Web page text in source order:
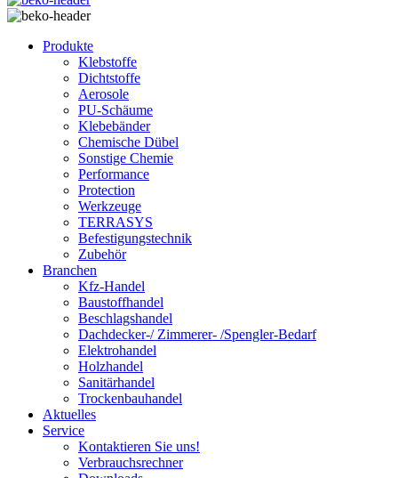
Produkte
Klebstoffe
Dichtstoffe
Aerosole
PU-Schäume
Klebebänder
Chemische Dübel
Sonstige Chemie
Performance
Protection
Werkzeuge
TERRASYS
Befestigungstechnik
Zubehör
Branchen
Kfz-Handel
Baustoffhandel
Beschlagshandel
Dachdecker-/ Zimmerer- /Spengler-Bedarf
Elektrohandel
Holzhandel
Sanitärhandel
Trockenbauhandel
Aktuelles
Service
Kontaktieren Sie uns!
Verbrauchsrechner